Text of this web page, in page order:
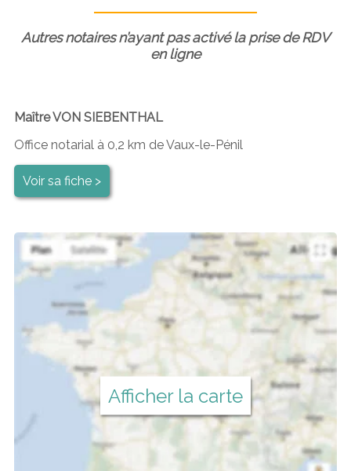
Autres notaires n’ayant pas activé la prise de RDV
en ligne
Maître VON SIEBENTHAL
Office notarial à 0,2 km de Vaux-le-Pénil
Voir sa fiche >
Afficher la carte